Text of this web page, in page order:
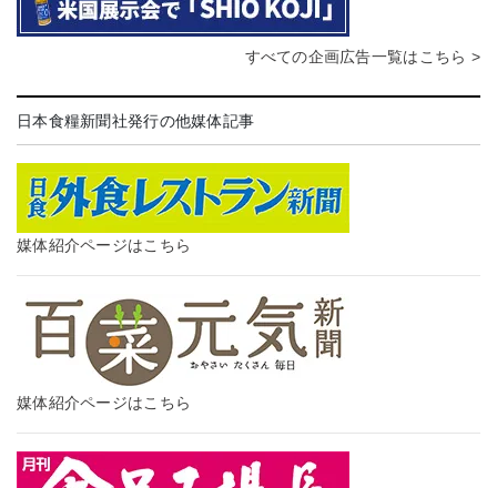
すべての企画広告一覧はこちら >
日本食糧新聞社発行の他媒体記事
媒体紹介ページはこちら
媒体紹介ページはこちら